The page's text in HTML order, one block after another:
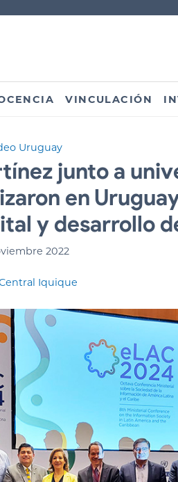
VINCULACIÓN
Uruguay
junto a
en
y desarrollo
2022
Iquique